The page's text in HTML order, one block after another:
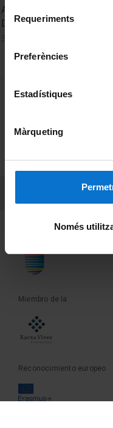
consultar laPolítica
Selecció
de Requeriments
Preferències
Estadístiques
Màrqueting
Només
Assalts de Memòria.
Daniel Raya
Fundadora de la
Miembro de la
Reconocimiento europeo